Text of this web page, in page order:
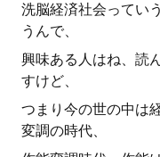
洗脳経済社会ってい
うんで、
興味ある人はね、読
すけど、
つまり今の世の中は
変調の時代、